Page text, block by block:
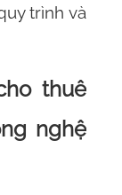
trình và
thuê
nghệ